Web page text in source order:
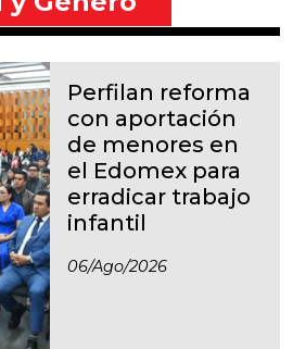
Perfilan reforma
con aportación
de menores en
el Edomex para
erradicar trabajo
infantil
06/ago/2026